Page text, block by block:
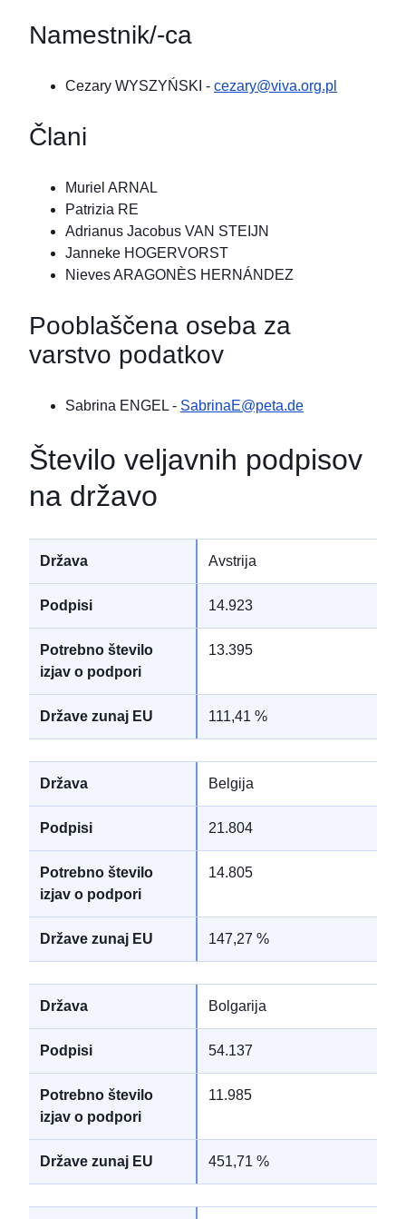
Namestnik/-ca
Cezary WYSZYŃSKI - cezary@viva.org.pl
Člani
Muriel ARNAL
Patrizia RE
Adrianus Jacobus VAN STEIJN
Janneke HOGERVORST
Nieves ARAGONÈS HERNÁNDEZ
Pooblaščena oseba za
varstvo podatkov
Sabrina ENGEL - SabrinaE@peta.de
Število veljavnih podpisov
na državo
Avstrija
14.923
13.395
111,41 %
Belgija
21.804
14.805
147,27 %
Bolgarija
54.137
11.985
451,71 %